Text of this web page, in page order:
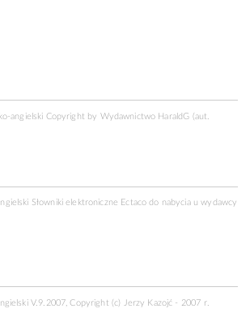
angielski Copyright by Wydawnictwo HaraldG (aut.
Słowniki elektroniczne Ectaco do nabycia uwydawcy
V.9.2007, Copyright (c) Jerzy Kazojć - 2007 r.